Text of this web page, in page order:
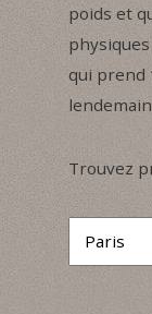
poids et
qui prend
Trouvez